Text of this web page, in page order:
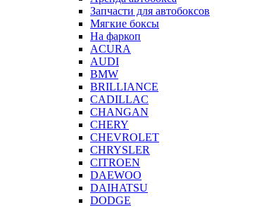
Запчасти для автобоксов
Мягкие боксы
На фаркоп
ACURA
AUDI
BMW
BRILLIANCE
CADILLAC
CHANGAN
CHERY
CHEVROLET
CHRYSLER
CITROEN
DAEWOO
DAIHATSU
DODGE